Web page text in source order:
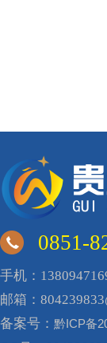
0851-
手机：
邮箱：
备案号： 黔ICP备